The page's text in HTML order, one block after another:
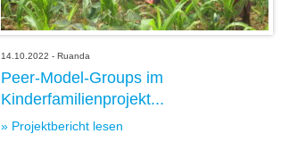
14.10.2022 - Ruanda
Peer-Model-Groups im
Kinderfamilienprojekt...
» Projektbericht lesen